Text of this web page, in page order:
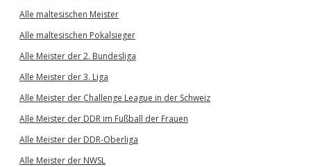
Alle maltesischen Meister
Alle maltesischen Pokalsieger
Alle Meister der 2. Bundesliga
Alle Meister der 3. Liga
Alle Meister der Challenge League in der Schweiz
Alle Meister der DDR im Fußball der Frauen
Alle Meister der DDR-Oberliga
Alle Meister der NWSL